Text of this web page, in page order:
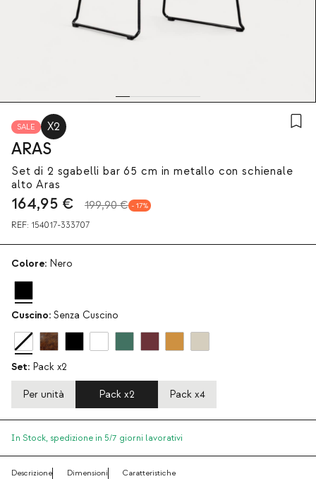
SALE X2
ARAS
Set di 2 sgabelli bar 65 cm in metallo con schienale
alto Aras
164,95 € 199,90 € 17
REF: 154017-333707
Colore: Nero
Cuscino: Senza Cuscino
Set: Pack x2
Per unità Pack x2 Pack x4
In Stock, spedizione in 5/7 giorni lavorativi
Descrizione Dimensioni Caratteristiche